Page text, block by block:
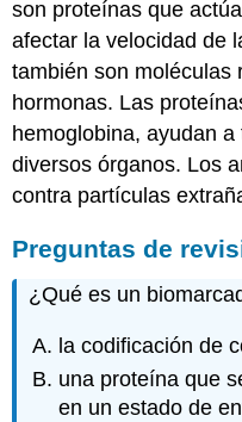
son proteínas que
afectar la velocidad de
también son moléculas
hormonas. Las
hemoglobina, ayudan
diversos órganos. Los
contra partículas
Preguntas de
¿Qué es un
la codificación de
una proteína que
en un estado de